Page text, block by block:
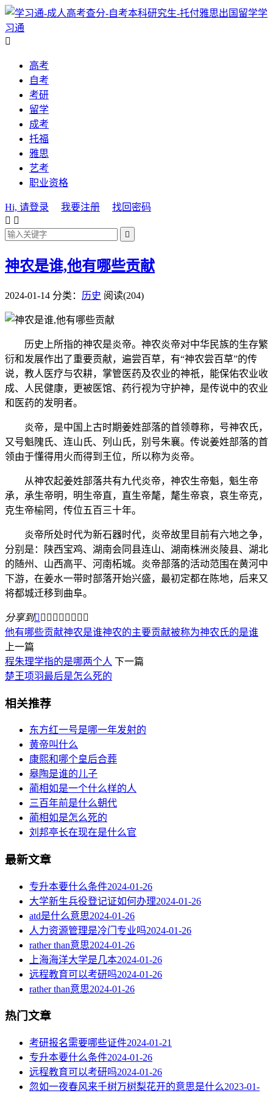
学
习通

高考
自考
考研
留学
成考
托福
雅思
艺考
职业资格
Hi, 请登录 我要注册
找回密码
 

神农是谁,他有哪些贡献
2024-01-14 分类： 历史 阅读(204)
历史上所指的神农是炎帝。神农炎帝对中华民族的生存繁
衍和发展作出了重要贡献，遍尝百草，有“神农尝百草”的传
说，教人医疗与农耕，掌管医药及农业的神祇，能保佑农业收
成、人民健康，更被医馆、药行视为守护神，是传说中的农业
和医药的发明者。
炎帝，是中国上古时期姜姓部落的首领尊称，号神农氏，
又号魁隗氏、连山氏、列山氏，别号朱襄。传说姜姓部落的首
领由于懂得用火而得到王位，所以称为炎帝。
从神农起姜姓部落共有九代炎帝，神农生帝魁，魁生帝
承，承生帝明，明生帝直，直生帝氂，氂生帝哀，哀生帝克，
克生帝榆罔，传位五百三十年。
炎帝所处时代为新石器时代，炎帝故里目前有六地之争，
分别是：陕西宝鸡、湖南会同县连山、湖南株洲炎陵县、湖北
的随州、山西高平、河南柘城。炎帝部落的活动范围在黄河中
下游，在姜水一带时部落开始兴盛，最初定都在陈地，后来又
将都城迁移到曲阜。
分享到        
他有哪些贡献神农是谁神农的主要贡献被称为神农氏的是谁
上一篇
程朱理学指的是哪两个人 下一篇
楚王项羽最后是怎么死的
相关推荐
东方红一号是哪一年发射的
黄帝叫什么
康熙和哪个皇后合葬
皋陶是谁的儿子
蔺相如是一个什么样的人
三百年前是什么朝代
蔺相如是怎么死的
刘邦亭长在现在是什么官
最新文章
专升本要什么条件2024-01-26
大学新生兵役登记证如何办理2024-01-26
atd是什么意思2024-01-26
人力资源管理是冷门专业吗2024-01-26
rather than意思2024-01-26
上海海洋大学是几本2024-01-26
远程教育可以考研吗2024-01-26
rather than意思2024-01-26
热门文章
考研报名需要哪些证件2024-01-21
专升本要什么条件2024-01-26
远程教育可以考研吗2024-01-26
忽如一夜春风来千树万树梨花开的意思是什么2023-01-